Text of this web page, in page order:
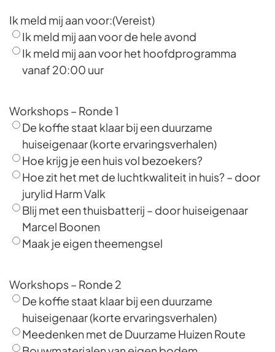
Ik meld mij aan voor:(Vereist)
Ik meld mij aan voor de hele avond
Ik meld mij aan voor het hoofdprogramma
vanaf 20:00 uur
Workshops – Ronde 1
De koffie staat klaar bij een duurzame
huiseigenaar (korte ervaringsverhalen)
Hoe krijg je een huis vol bezoekers?
Hoe zit het met de luchtkwaliteit in huis? – door
jurylid Harm Valk
Blij met een thuisbatterij – door huiseigenaar
Marcel Boonen
Maak je eigen theemengsel
Workshops – Ronde 2
De koffie staat klaar bij een duurzame
huiseigenaar (korte ervaringsverhalen)
Meedenken met de Duurzame Huizen Route